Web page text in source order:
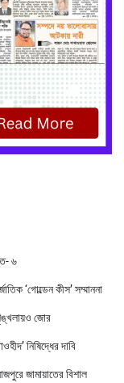
৬
‘গোল্ডেন কীস’ সম্মাননা
জোর
নিষিদ্ধের দাবি
জামায়াতের বিশাল